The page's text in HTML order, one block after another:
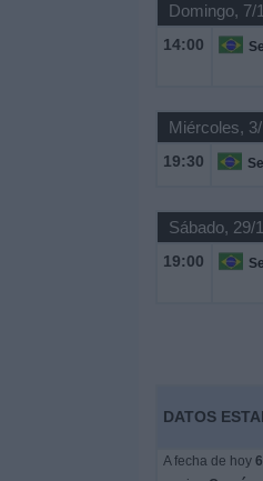
Domingo, 7/
14:00
Miércoles,
19:30
Sábado, 29/
19:00
DATOS
A fecha de hoy